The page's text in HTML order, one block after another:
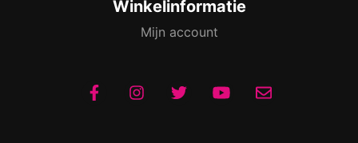
Winkelinformatie
Mijn account